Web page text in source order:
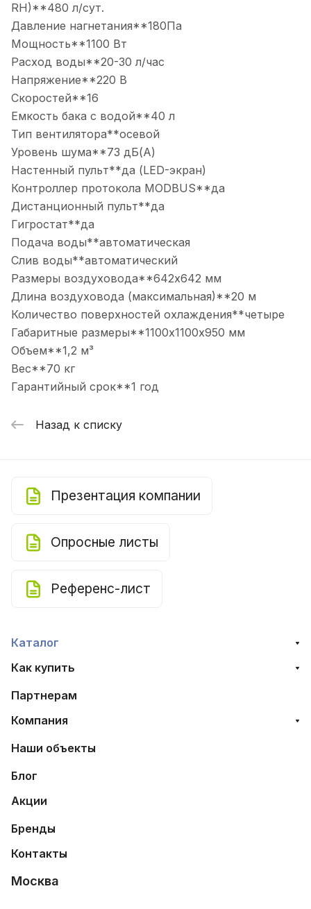
RH)**480 л/сут.
Давление нагнетания**180Па
Мощность**1100 Вт
Расход воды**20-30 л/час
Напряжение**220 В
Скоростей**16
Емкость бака с водой**40 л
Тип вентилятора**осевой
Уровень шума**73 дБ(А)
Настенный пульт**да (LED-экран)
Контроллер протокола MODBUS**да
Дистанционный пульт**да
Гигростат**да
Подача воды**автоматическая
Слив воды**автоматический
Размеры воздуховода**642х642 мм
Длина воздуховода (максимальная)**20 м
Количество поверхностей охлаждения**четыре
Габаритные размеры**1100х1100х950 мм
Объем**1,2 м³
Вес**70 кг
Гарантийный срок**1 год
Назад к списку
Презентация компании
Опросные листы
Референс-лист
Каталог
Как купить
Партнерам
Компания
Наши объекты
Блог
Акции
Бренды
Контакты
Москва